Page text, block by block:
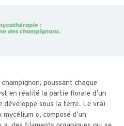
poussant chaque
en réalité la partie florale d’un
développe sous la terre. Le vrai
», composé d’un